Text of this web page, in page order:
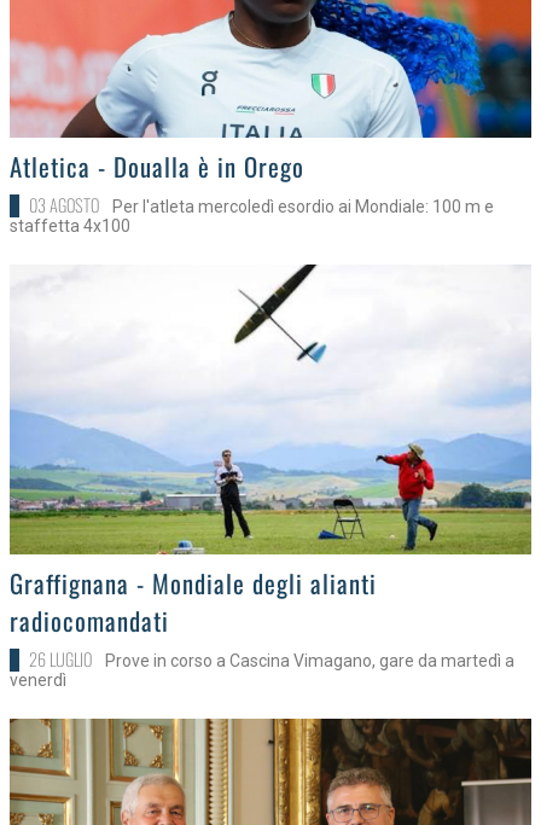
>
Atletica - Doualla è in Orego
03 AGOSTO
Per l'atleta mercoledì esordio ai Mondiale: 100 m e
staffetta 4x100
>
Graffignana - Mondiale degli alianti
radiocomandati
26 LUGLIO
Prove in corso a Cascina Vimagano, gare da martedì a
venerdì